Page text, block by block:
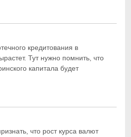
кредитования в
Тут нужно помнить, что
капитала будет
что рост курса валют